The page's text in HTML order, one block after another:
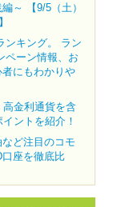
～ 【9/5（土）
ンキング。 ラン
ペーン情報、お
にもわかりや
金利通貨を含
ントを紹介！
ど注目のコモ
座を徹底比